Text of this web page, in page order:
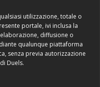
utilizzazione, totale o
portale, ivi inclusa la
diffusione o
qualunque piattaforma
senza previa autorizzazione
Duels.